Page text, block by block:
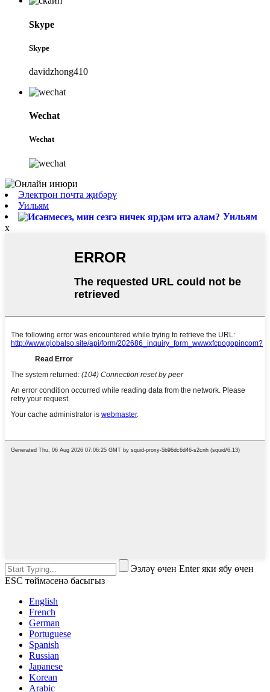
Skype
Skype
davidzhong410
Wechat
Wechat
Электрон почта җибәрү
Уильям
Уильям
x
Эзләү өчен Enter яки ябу өчен
ESC төймәсенә басыгыз
English
French
German
Portuguese
Spanish
Russian
Japanese
Korean
Arabic